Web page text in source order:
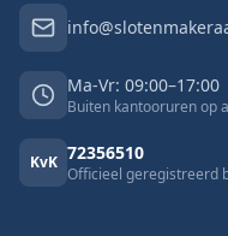
Ma-Vr: 09:00–17:00
Buiten kantooruren op
KvK 72356510
Officieel geregistreerd